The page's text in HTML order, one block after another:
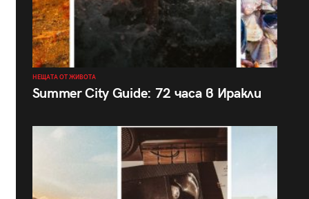
НЕЩАТА ОТ ЖИВОТА
Summer City Guide: 72 часа в Иракли